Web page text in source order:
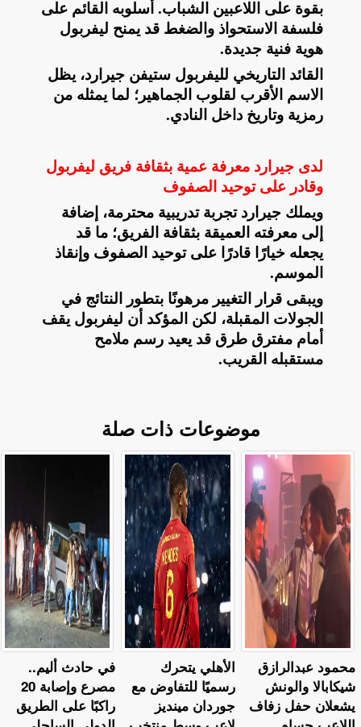
بقوة على اللاعبين الشباب. أسلوبه القائم على
فلسفة الاستحواذ والضغط قد يمنح ليفربول
هوية فنية جديدة.
القائد التاريخي لليفربول ستيفن جيرارد، يظل
الاسم الأقرب لقلوب الجماهير؛ لما يمثله من
رمزية وتاريخ داخل النادي.
لدى جيرارد معرفة عمية بثقافة فريق ليفربول
وقادر على توحيد الصفوف
ويملك جيرارد تجربة تدريبية محترمة، إضافة
إلى معرفته العميقة بثقافة الفريق؛ ما قد
يجعله خيارًا قادرًا على توحيد الصفوف وإنقاذ
الموسم.
ويبقى قرار التغيير مرهونًا بتطور النتائج في
الجولات المقبلة، لكن المؤكد أن ليفربول يقف
أمام مفترق طرق قد يعيد رسم ملامح
مستقبله القريب.
موضوعات ذات صلة
في حادث أليم..
مصرع وإصابة 20
راكبًا على الطريق
الأهلي يتحرك
رسميًا للتفاوض مع
جوردان مينديز
محمود عبدالرازق
شيكابالا والونش
يشعلان حفل زفاف